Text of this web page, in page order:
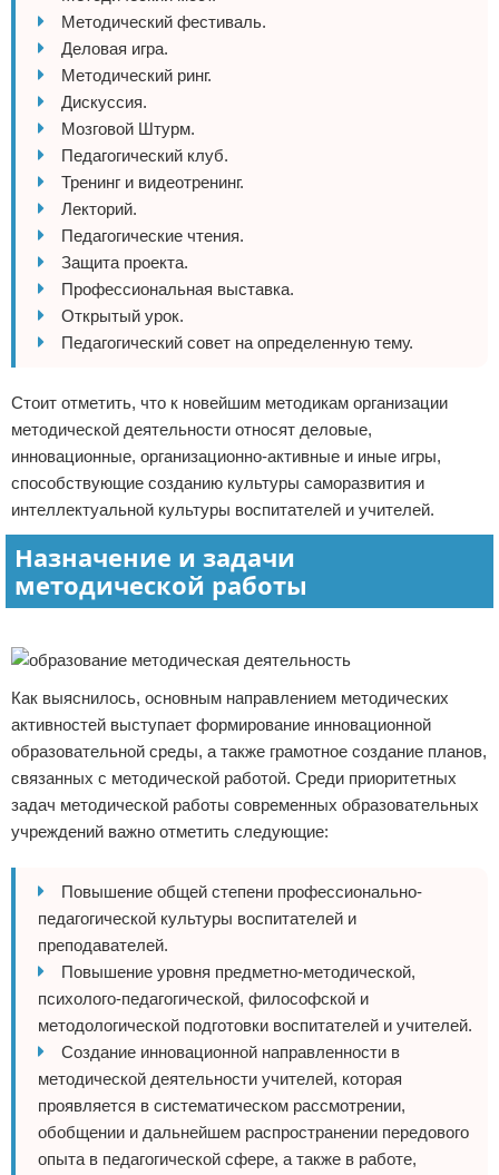
Методический фестиваль.
Деловая игра.
Методический ринг.
Дискуссия.
Мозговой Штурм.
Педагогический клуб.
Тренинг и видеотренинг.
Лекторий.
Педагогические чтения.
Защита проекта.
Профессиональная выставка.
Открытый урок.
Педагогический совет на определенную тему.
Стоит отметить, что к новейшим методикам организации
методической деятельности относят деловые,
инновационные, организационно-активные и иные игры,
способствующие созданию культуры саморазвития и
интеллектуальной культуры воспитателей и учителей.
Назначение и задачи
методической работы
Как выяснилось, основным направлением методических
активностей выступает формирование инновационной
образовательной среды, а также грамотное создание планов,
связанных с методической работой. Среди приоритетных
задач методической работы современных образовательных
учреждений важно отметить следующие:
Повышение общей степени профессионально-
педагогической культуры воспитателей и
преподавателей.
Повышение уровня предметно-методической,
психолого-педагогической, философской и
методологической подготовки воспитателей и учителей.
Создание инновационной направленности в
методической деятельности учителей, которая
проявляется в систематическом рассмотрении,
обобщении и дальнейшем распространении передового
опыта в педагогической сфере, а также в работе,